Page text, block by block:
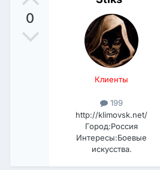
0
Клиенты
199
http://klimovsk.net/
Город:Россия
Интересы:Боевые
искусства.